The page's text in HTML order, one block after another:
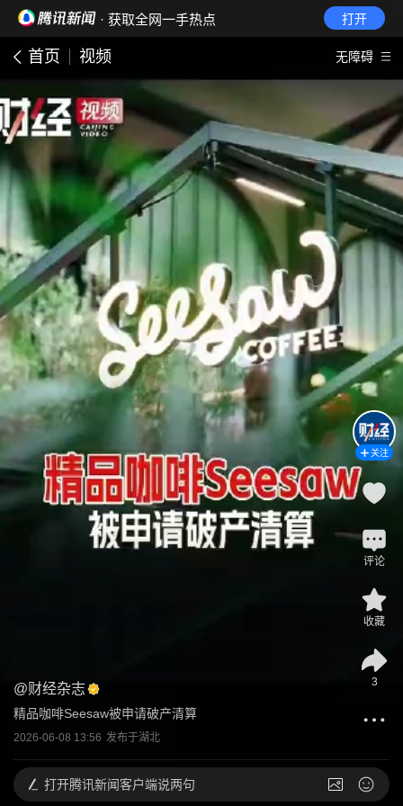
· 获取全网一手热点 打开
首页 视频 无障碍
@财经杂志
精品咖啡Seesaw被申请破产清算
2026-06-08 13:56 发布于湖北
关注
评论
收藏
3
打开腾讯新闻客户端说两句